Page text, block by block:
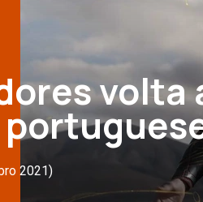
volta
2021)